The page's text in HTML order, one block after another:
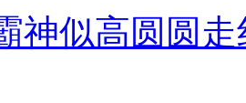
神似高圆圆走